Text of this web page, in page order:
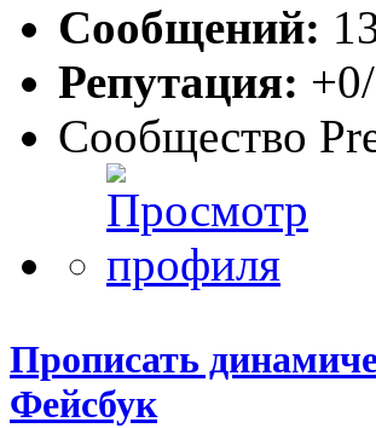
Сообщений:
Репутация:
Сообщество
Прописать
Фейсбук